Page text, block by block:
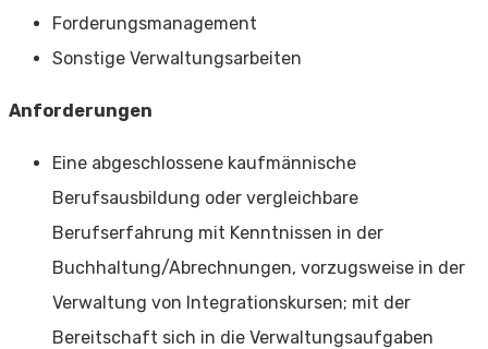
Forderungsmanagement
Sonstige Verwaltungsarbeiten
Anforderungen
Eine abgeschlossene kaufmännische
Berufsausbildung oder vergleichbare
Berufserfahrung mit Kenntnissen in der
Buchhaltung/Abrechnungen, vorzugsweise in der
Verwaltung von Integrationskursen; mit der
Bereitschaft sich in die Verwaltungsaufgaben